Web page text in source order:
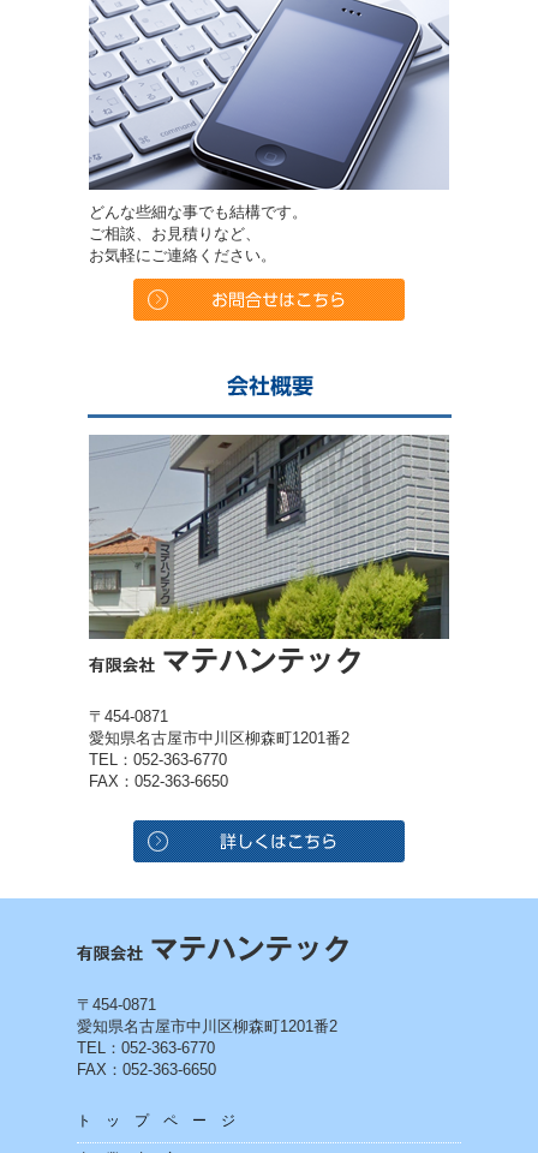
どんな些細な事でも結構です。
ご相談、お見積りなど、
お気軽にご連絡ください。
〒454-0871
愛知県名古屋市中川区柳森町1201番2
TEL：052-363-6770
FAX：052-363-6650
〒454-0871
愛知県名古屋市中川区柳森町1201番2
TEL：052-363-6770
FAX：052-363-6650
トップページ